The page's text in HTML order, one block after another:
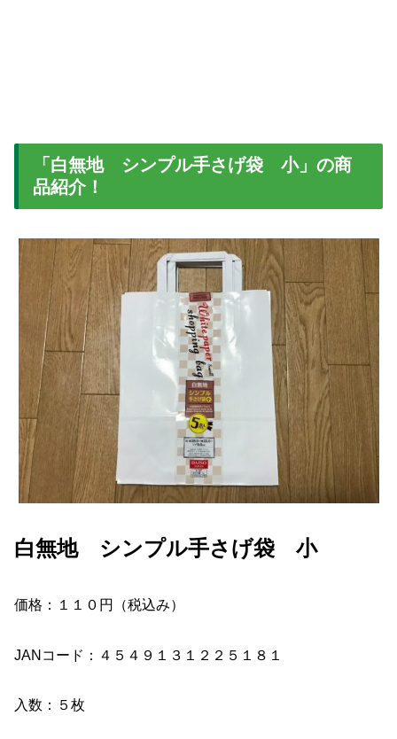
「白無地 シンプル手さげ袋 小」の商
品紹介！
白無地 シンプル手さげ袋 小
価格：１１０円（税込み）
JANコード：４５４９１３１２２５１８１
入数：５枚